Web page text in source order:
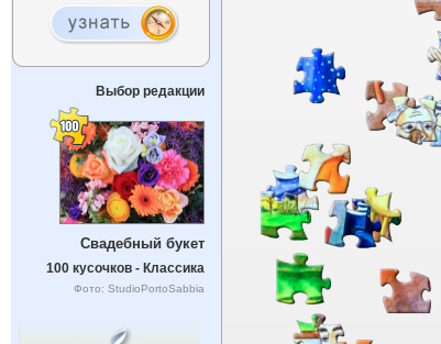
Выбор редакции
Свадебный букет
100 кусочков - Классика
Фото: StudioPortoSabbia